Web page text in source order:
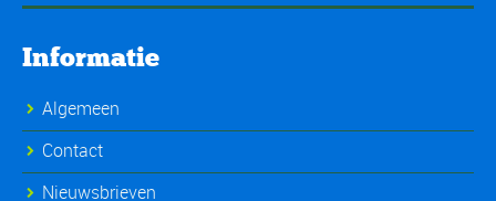
Informatie
Algemeen
Contact
Nieuwsbrieven